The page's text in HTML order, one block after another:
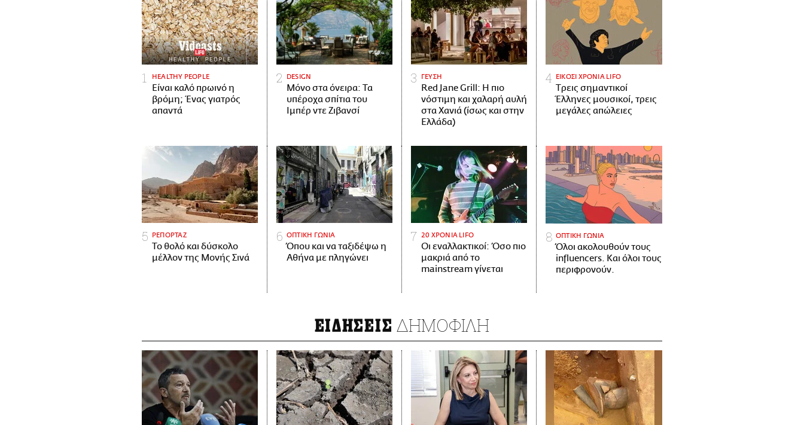
HEALTHY PEOPLE
Είναι καλό πρωινό η
βρόμη; Ένας γιατρός
απαντά
DESIGN
Μόνο στα όνειρα: Τα
υπέροχα σπίτια του
Ιμπέρ ντε Ζιβανσί
ΓΕΥΣΗ
Red Jane Grill: Η πιο
νόστιμη και χαλαρή αυλή
στα Χανιά (ίσως και στην
Ελλάδα)
ΕΙΚΟΣΙ ΧΡΟΝΙΑ LIFO
Tρεις σημαντικοί
Έλληνες μουσικοί, τρεις
μεγάλες απώλειες
ΡΕΠΟΡΤΑΖ
Το θολό και δύσκολο
μέλλον της Μονής Σινά
ΟΠΤΙΚΗ ΓΩΝΙΑ
Όπου και να ταξιδέψω η
Αθήνα με πληγώνει
20 ΧΡΟΝΙΑ LIFO
Οι εναλλακτικοί: Όσο πιο
μακριά από το
mainstream γίνεται
ΟΠΤΙΚΗ ΓΩΝΙΑ
Όλοι ακολουθούν τους
influencers. Και όλοι τους
περιφρονούν.
ΕΙΔΗΣΕΙΣ ΔΗΜΟΦΙΛΗ